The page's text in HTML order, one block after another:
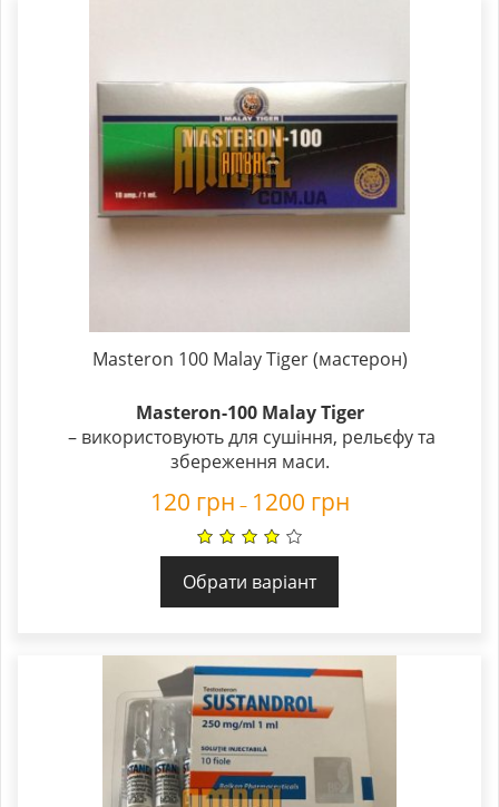
Masteron 100 Malay Tiger (мастерон)
Masteron-100 Malay Tiger
– використовують для сушіння, рельєфу та
збереження маси.
120 грн – 1200 грн
Обрати варіант